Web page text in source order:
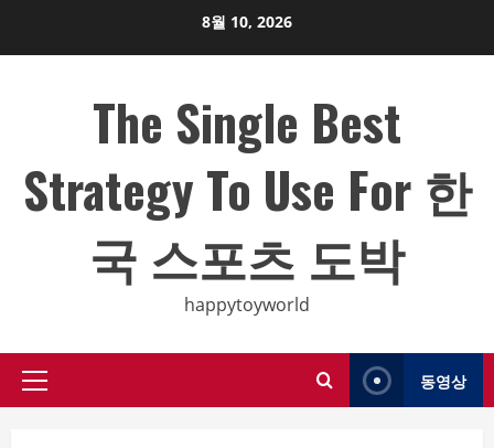
8월 10, 2026
The Single Best
Strategy To Use For 한
국 스포츠 도박
happytoyworld
Primary
동영상